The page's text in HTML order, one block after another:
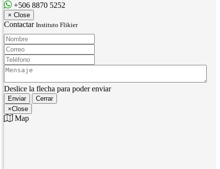
+506 8870 5252
× Close
Contactar Instituto Flikier
Nombre:
Correo:
Teléfono:
Mensaje:
Deslice la flecha para poder enviar
Enviar
Cerrar
×Close
Map